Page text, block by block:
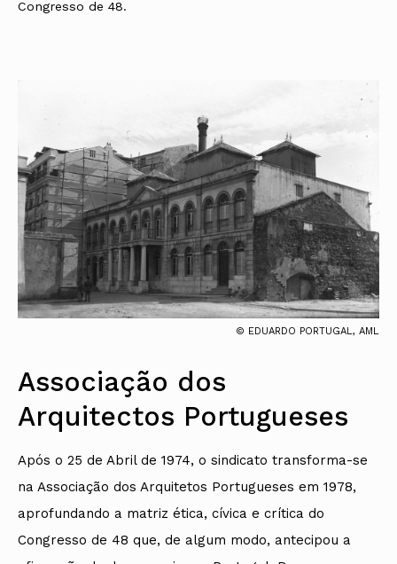
Congresso de 48.
© EDUARDO PORTUGAL, AML
Associação dos
Arquitectos Portugueses
Após o 25 de Abril de 1974, o sindicato transforma-se
na Associação dos Arquitetos Portugueses em 1978,
aprofundando a matriz ética, cívica e crítica do
Congresso de 48 que, de algum modo, antecipou a